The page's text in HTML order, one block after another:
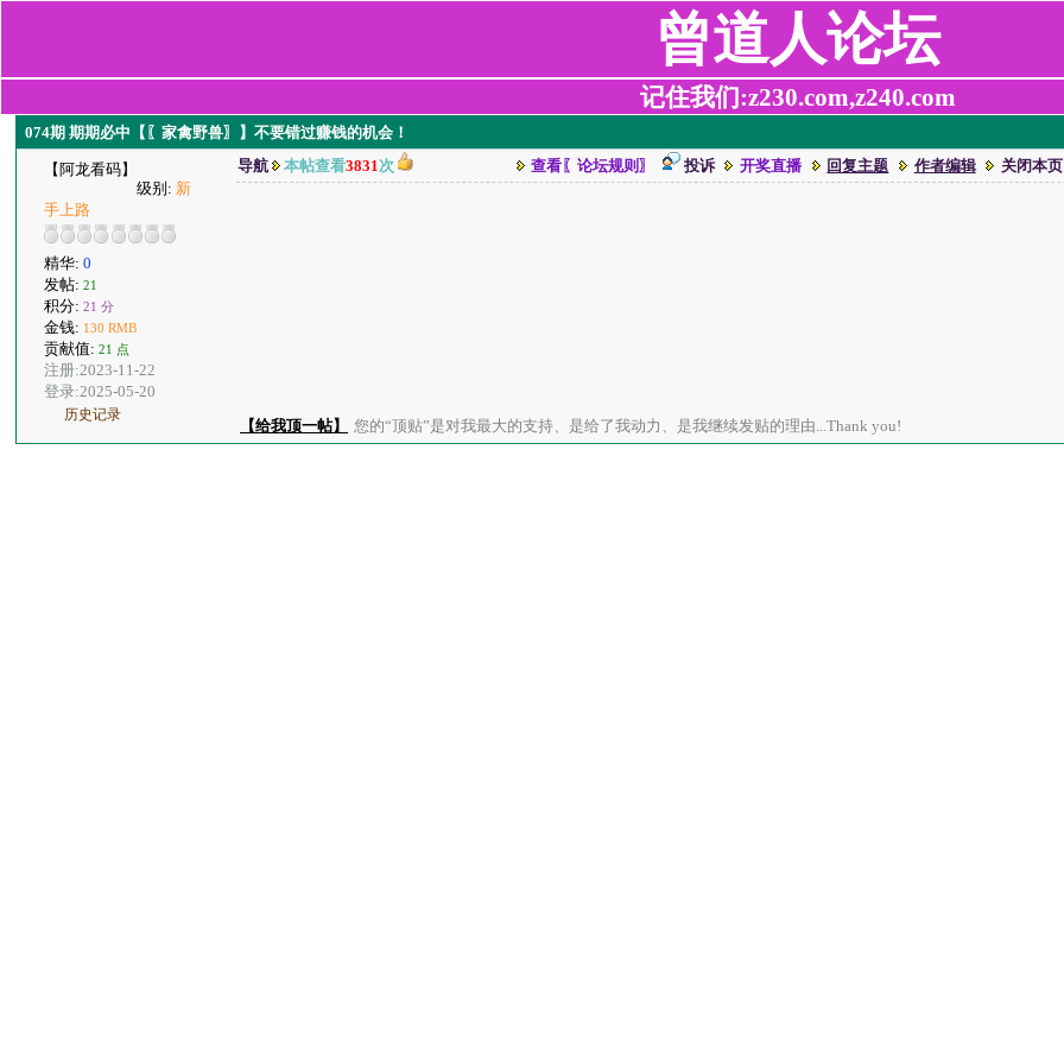
曾道人论坛
记住我们:z230.com,z240.com
074期 期期必中【〖家禽野兽〗】不要错过赚钱的机会！
【阿龙看码】
级别: 新
手上路
精华:0
发帖:21
积分:21 分
金钱: 130 RMB
贡献值:21 点
注册:2023-11-22
登录:2025-05-20
历史记录
导航 本帖查看3831次 查看〖论坛规则〗 投诉 开奖直播 回复主题 作者编辑 关闭本页
【给我顶一帖】 您的“顶贴”是对我最大的支持、是给了我动力、是我继续发贴的理由...Thank you!